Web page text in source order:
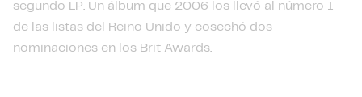
segundo LP. Un álbum que 2006 los llevó al número 1
de las listas del Reino Unido y cosechó dos
nominaciones en los Brit Awards.